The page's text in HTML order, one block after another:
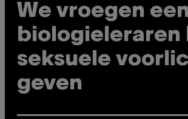
We vroegen
biologieleraren
seksuele
geven